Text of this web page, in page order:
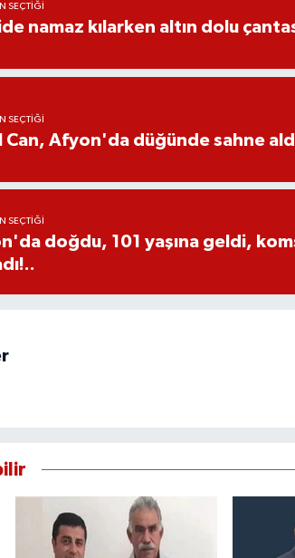
SEÇTIĞI
namaz kılarken altın dolu
SEÇTIĞI
Can, Afyon'da düğünde sahne
SEÇTIĞI
doğdu, 101 yaşına geldi,